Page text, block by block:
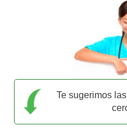
Te sugerimos